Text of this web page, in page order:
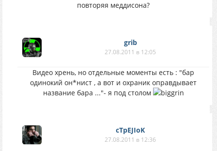
повторяя меддисона?
grib
27.08.2011 в 12:05
Видео хрень, но отдельные моменты есть : "бар
одинокий он*нист , а вот и охраник оправдывает
название бара ..."- я под столом
cTpEJIoK
27.08.2011 в 12:36